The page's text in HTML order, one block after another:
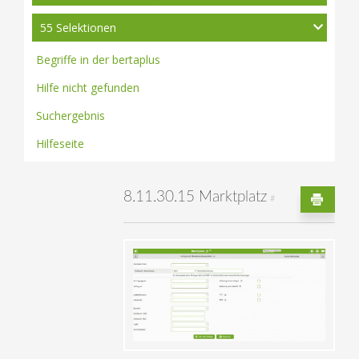
55 Selektionen
Begriffe in der bertaplus
Hilfe nicht gefunden
Suchergebnis
Hilfeseite
8.11.30.15 Marktplatz #